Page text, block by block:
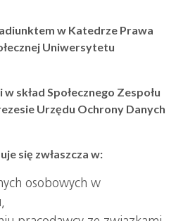
w Katedrze Prawa
Uniwersytetu
skład Społecznego Zespołu
Urzędu Ochrony Danych
się zwłaszcza w:
osobowych w